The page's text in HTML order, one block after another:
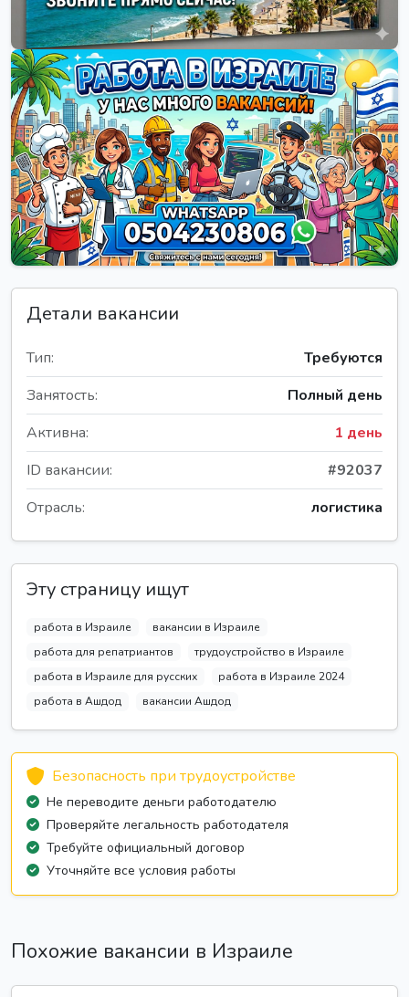
Детали вакансии
Тип:
Требуются
Занятость:
Полный день
Активна:
1 день
ID вакансии:
#92037
Отрасль:
логистика
Эту страницу ищут
работа в Израиле
вакансии в Израиле
работа для репатриантов
трудоустройство в Израиле
работа в Израиле для русских
работа в Израиле 2024
работа в Ашдод
вакансии Ашдод
Безопасность при трудоустройстве
Не переводите деньги работодателю
Проверяйте легальность работодателя
Требуйте официальный договор
Уточняйте все условия работы
Похожие вакансии в Израиле